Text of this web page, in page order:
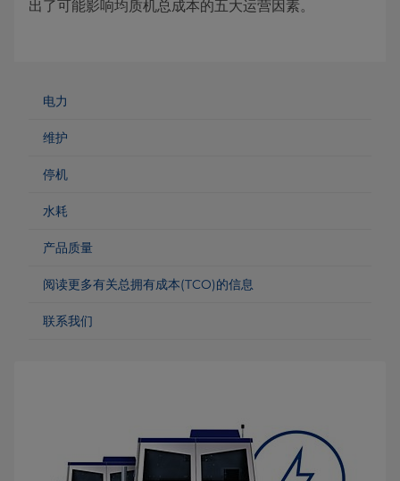
出了可能影响均质机总成本的五大运营因素。
电力
维护
停机
水耗
产品质量
阅读更多有关总拥有成本(TCO)的信息
联系我们